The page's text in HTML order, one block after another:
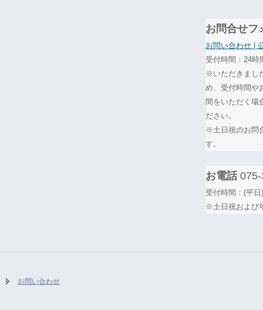
お問合せフ
お問い合わせ |
受付時間：24時
※いただきまし
め、受付時間や
間をいただく場
ださい。
※土日祝のお問
す。
お電話075-
受付時間：(平
※土日祝および
お問い合わせ